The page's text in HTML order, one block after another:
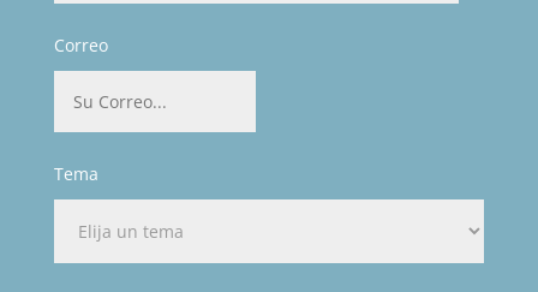
Correo
Tema